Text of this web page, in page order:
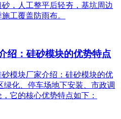
，人工整平后轻夯，基坑周边
工覆盖防雨布。
绍：硅砂模块的优势特点
砂模块厂家介绍：硅砂模块的优
绿化、停车场地下安装、市政调
它的核心优势特点如下：